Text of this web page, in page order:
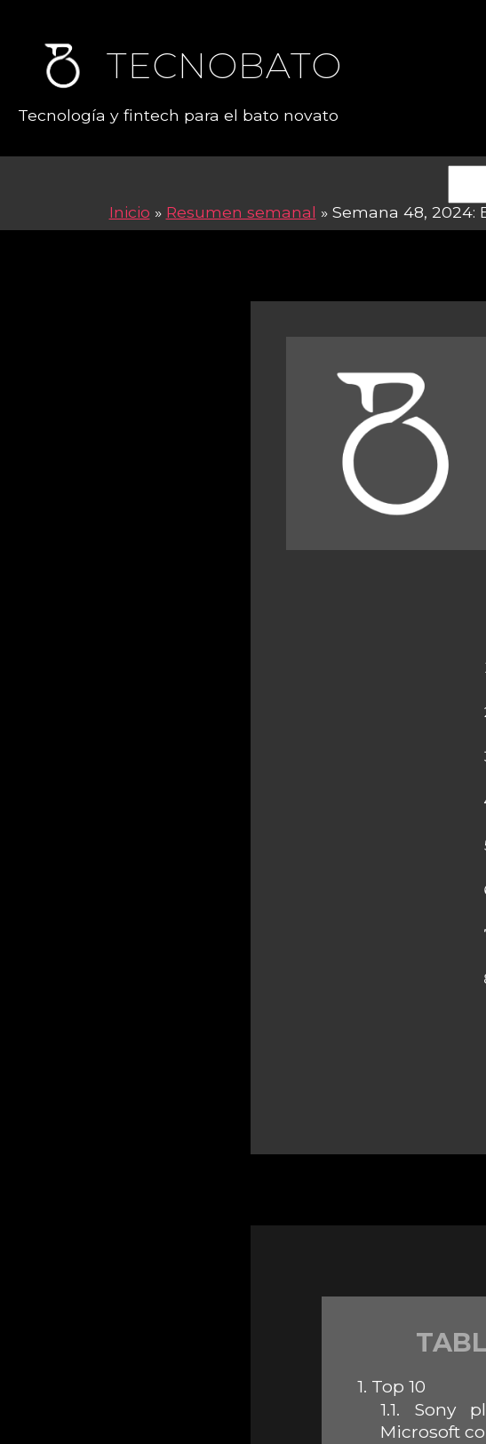
TECNOBATO
Tecnología y fintech para el bato novato
Inicio » Resumen semanal » Semana 48, 2024:
1. Top 10
1.1. Sony
Microsoft